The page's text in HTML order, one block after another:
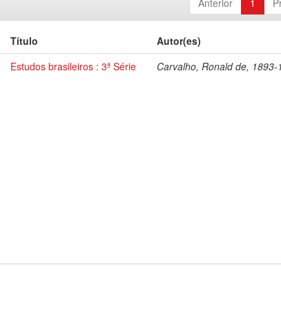
Anterior 1
Título
Autor(es)
Estudos brasileiros : 3ª Série Carvalho, Ronald de, 1893-